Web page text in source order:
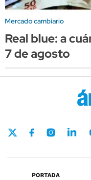
Mercado cambiario
Real blue: a
7 de agosto
PORTADA